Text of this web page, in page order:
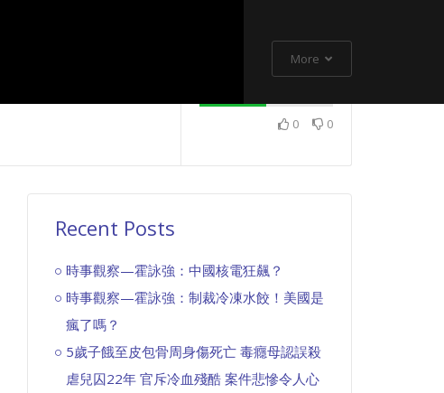
More
0 0
Recent Posts
時事觀察—霍詠強：中國核電狂飆？
時事觀察—霍詠強：制裁冷凍水餃！美國是
瘋了嗎？
5歲子餓至皮包骨周身傷死亡 毒癮母認誤殺
虐兒囚22年 官斥冷血殘酷 案件悲慘令人心